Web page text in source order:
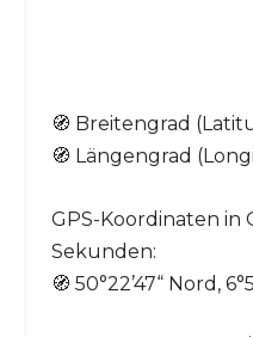
🧭 Breitengrad
🧭 Längengrad
GPS-Koordinaten in
Sekunden:
🧭 50°22’47“ Nord,